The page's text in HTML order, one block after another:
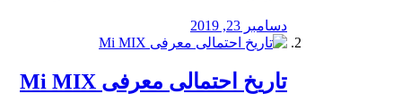
دسامبر 23, 2019
تاریخ احتمالی معرفی Mi MIX